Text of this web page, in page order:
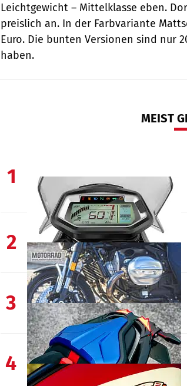
Leichtgewicht – Mittelklasse eben.
preislich an. In der Farbvariante
Euro. Die bunten Versionen sind nur
haben.
MEIST
1
2
3
4